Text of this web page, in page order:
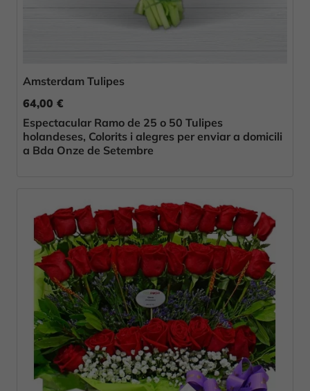
Amsterdam Tulipes
64,00 €
Espectacular Ramo de 25 o 50 Tulipes
holandeses, Colorits i alegres per enviar a domicili
a Bda Onze de Setembre